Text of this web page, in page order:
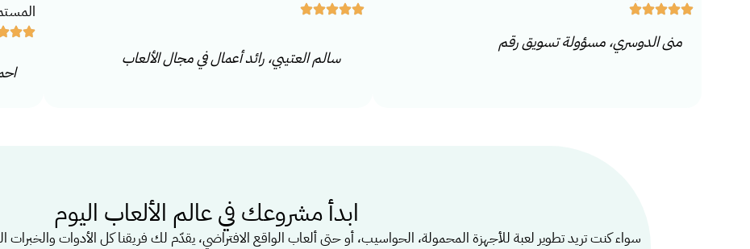
منى الدوسري، مسؤولة تسويق رقم
سالم العتيبي، رائد أعمال في مجال الألعاب
ابدأ مشروعك في عالم الألعاب اليوم
سواء كنت تريد تطوير لعبة للأجهزة المحمولة، الحواسيب، أو حتى ألعاب الواقع الافتراضي، يقدّم لك فريقنا كل الأدوات